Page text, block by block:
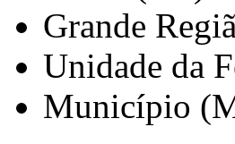
Grande
Unidade da
Município